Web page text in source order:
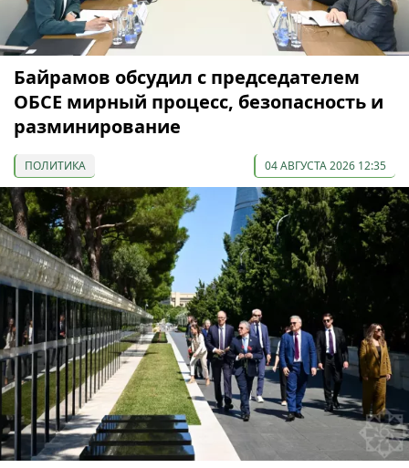
Байрамов обсудил с председателем
ОБСЕ мирный процесс, безопасность и
разминирование
ПОЛИТИКА 04 АВГУСТА 2026 12:35